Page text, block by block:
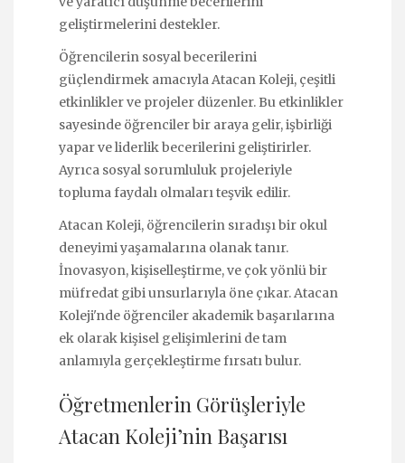
geliştirmelerini destekler.
Öğrencilerin sosyal becerilerini
güçlendirmek amacıyla Atacan Koleji, çeşitli
etkinlikler ve projeler düzenler. Bu etkinlikler
sayesinde öğrenciler bir araya gelir, işbirliği
yapar ve liderlik becerilerini geliştirirler.
Ayrıca sosyal sorumluluk projeleriyle
topluma faydalı olmaları teşvik edilir.
Atacan Koleji, öğrencilerin sıradışı bir okul
deneyimi yaşamalarına olanak tanır.
İnovasyon, kişiselleştirme, ve çok yönlü bir
müfredat gibi unsurlarıyla öne çıkar. Atacan
Koleji'nde öğrenciler akademik başarılarına
ek olarak kişisel gelişimlerini de tam
anlamıyla gerçekleştirme fırsatı bulur.
Öğretmenlerin Görüşleriyle
Atacan Koleji’nin Başarısı